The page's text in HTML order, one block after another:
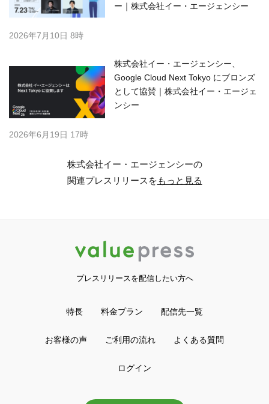
ー｜株式会社イー・エージェンシー
2026年7月10日 8時
株式会社イー・エージェンシー、
Google Cloud Next Tokyo にブロンズ
として協賛｜株式会社イー・エージェ
ンシー
2026年6月19日 17時
株式会社イー・エージェンシーの
関連プレスリリースをもっと見る
プレスリリースを配信したい方へ
特長 料金プラン 配信先一覧
お客様の声 ご利用の流れ よくある質問
ログイン